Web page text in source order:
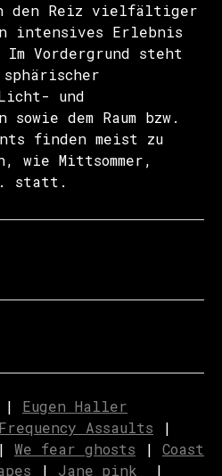
den Reiz vielfältiger
intensives Erlebnis
Vordergrund steht
sphärischer
und
dem Raum bzw.
finden meist zu
wie Mittsommer,
statt.
| Eugen Haller
Assaults |
We fear ghosts | Coast
| Jane_pink_ |